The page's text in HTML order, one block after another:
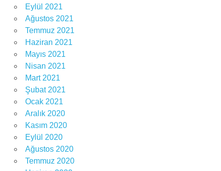
Eylül 2021
Ağustos 2021
Temmuz 2021
Haziran 2021
Mayıs 2021
Nisan 2021
Mart 2021
Şubat 2021
Ocak 2021
Aralık 2020
Kasım 2020
Eylül 2020
Ağustos 2020
Temmuz 2020